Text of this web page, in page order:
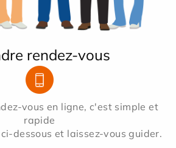
rendez-vous
vous en ligne, c'est simple et
rapide
dessous et laissez-vous guider.